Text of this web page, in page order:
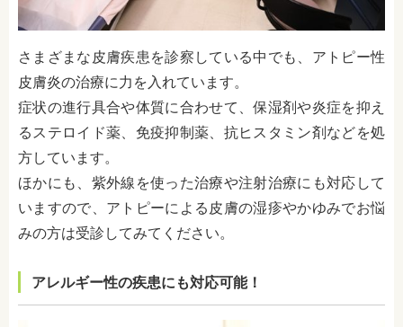
さまざまな皮膚疾患を診察している中でも、アトピー性
皮膚炎の治療に力を入れています。
症状の進行具合や体質に合わせて、保湿剤や炎症を抑え
るステロイド薬、免疫抑制薬、抗ヒスタミン剤などを処
方しています。
ほかにも、紫外線を使った治療や注射治療にも対応して
いますので、アトピーによる皮膚の湿疹やかゆみでお悩
みの方は受診してみてください。
アレルギー性の疾患にも対応可能！